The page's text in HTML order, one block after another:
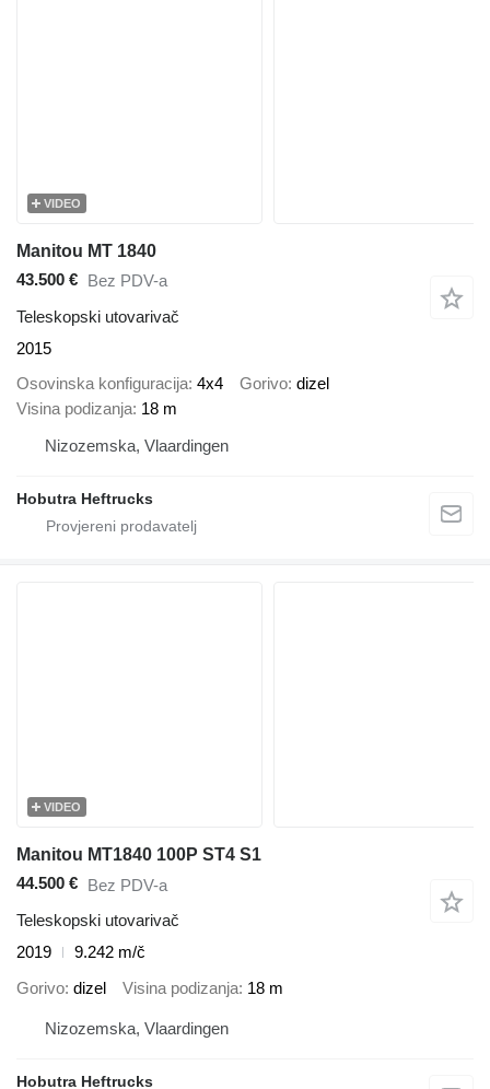
VIDEO
Manitou MT 1840
43.500 € Bez PDV-a
Teleskopski utovarivač
2015
Osovinska konfiguracija 4x4 Gorivo dizel
Visina podizanja 18 m
Nizozemska, Vlaardingen
Hobutra Heftrucks
VIDEO
Manitou MT1840 100P ST4 S1
44.500 € Bez PDV-a
Teleskopski utovarivač
2019
9.242 m/č
Gorivo dizel Visina podizanja 18 m
Nizozemska, Vlaardingen
Hobutra Heftrucks